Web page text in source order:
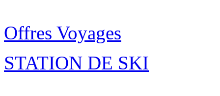
Offres Voyages
STATION DE SKI